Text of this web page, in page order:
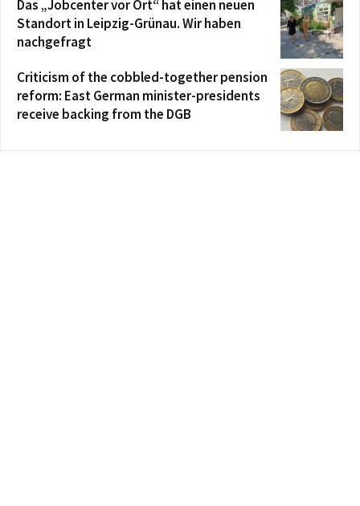
Das „Jobcenter vor Ort“ hat einen neuen
Standort in Leipzig-Grünau. Wir haben
nachgefragt
Criticism of the cobbled-together pension
reform: East German minister-presidents
receive backing from the DGB